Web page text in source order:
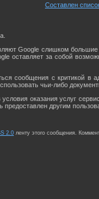
Составлен
Google слишком большие
оставляет за собой
сообщения с критикой в
чьи-либо
оказания услуг
другим
2.0 ленту этого сообщения.